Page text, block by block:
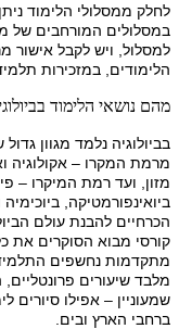
לחלק ממסלולי הלימוד
למסלול, ויש לקבל
הלימודים, במזכירות
מהם נושאי הלימוד
בביולוגיה נלמד מגוון
מרמת המקרו – אקולוגיה
מזון, ועד רמת המיקרו –
ביואינפורמטיקה,
הכרחיים להבנת עולם
קורסי מבוא הסוקרים את
מתקדמות נחשפים
מלבד שיעורים
שמעוניין – אפילו סיורים
ברחבי הארץ ובים